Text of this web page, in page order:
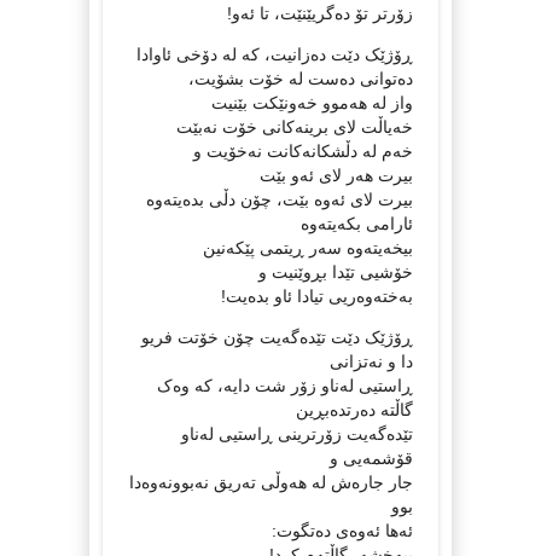
زۆرتر تۆ دەگریێنێت، تا ئەو!
ڕۆژێک دێت دەزانیت، کە لە دۆخی ئاوادا
دەتوانی دەست لە خۆت بشۆیت،
واز لە هەموو خەونێکت بێنیت
خەیاڵت لای برینەکانی خۆت نەبێت
خەم لە دڵشکانەکانت نەخۆیت و
بیرت هەر لای ئەو بێت
بیرت لای ئەوە بێت، چۆن دڵی بدەیتەوە
ئارامی بکەیتەوە
بیخەیتەوە سەر ڕیتمی پێکەنین
خۆشیی تێدا بڕوێنیت و
بەختەوەریی تیادا ئاو بدەیت!
ڕۆژێک دێت تێدەگەیت چۆن خۆتت فریو
دا و نەتزانی
ڕاستیی لەناو زۆر شت دایە، کە وەک
گاڵتە دەرتدەبڕین
تێدەگەیت زۆرترینی ڕاستیی لەناو
قۆشمەیی و
جار جارەش لە هەوڵی تەریق نەبوونەوەدا
بوو
ئەها ئەوەی دەتگوت: